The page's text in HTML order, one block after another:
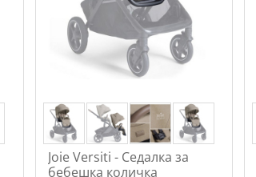
Joie Versiti - Седалка за
бебешка количка